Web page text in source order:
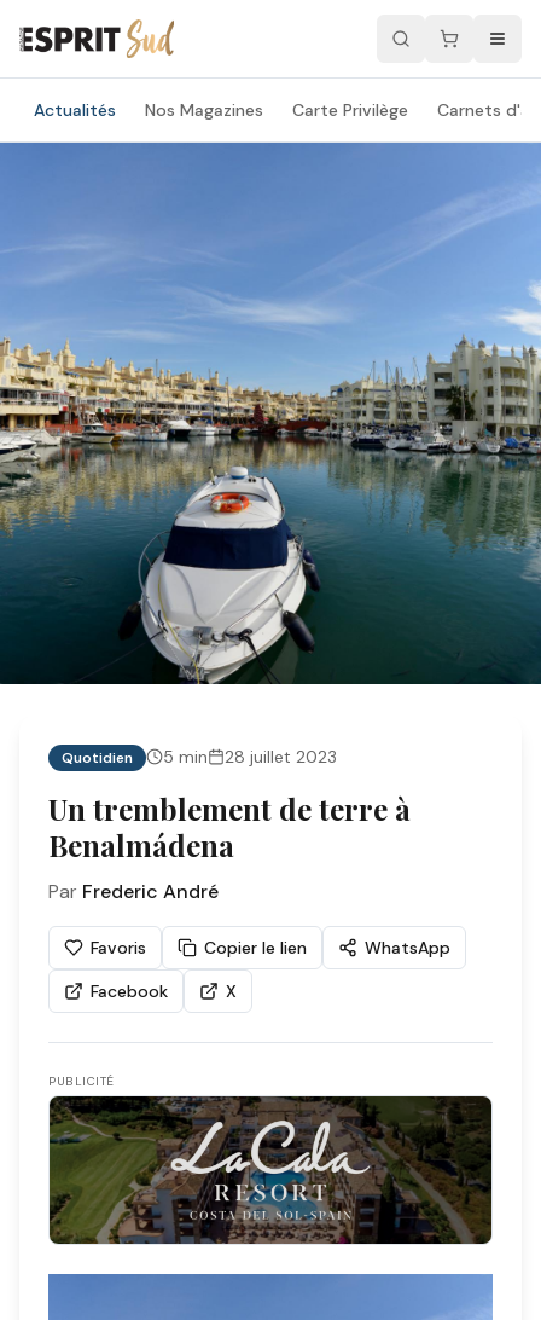
Actualités Nos Magazines Carte Privilège Carnets
Quotidien 5 min 28 juillet 2023
Un tremblement de terre à
Benalmádena
Par Frederic André
Favoris Copier le lien
WhatsApp
Facebook
X
PUBLICITÉ